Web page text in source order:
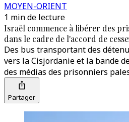
MOYEN-ORIENT
1 min de lecture
Israël commence à libérer des
dans le cadre de l'accord de
Des bus transportant des
vers la Cisjordanie et la bande
des médias des prisonniers
Partager